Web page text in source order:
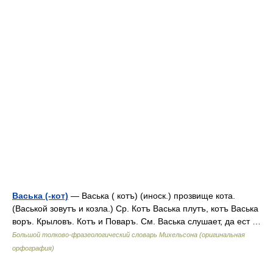
Васька (-кот) — Васька ( котъ) (иноск.) прозвище кота.
(Васькой зовутъ и козла.) Ср. Котъ Васька плутъ, котъ Васька
воръ. Крыловъ. Котъ и Поваръ. См. Васька слушает, да ест …
Большой толково-фразеологический словарь Михельсона (оригинальная
орфография)